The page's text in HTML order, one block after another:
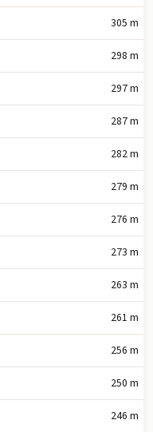
305 m
298 m
297 m
287 m
282 m
279 m
276 m
273 m
263 m
261 m
256 m
250 m
246 m